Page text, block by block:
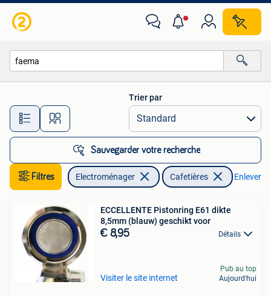
Toutes les distances…
Trier par
Sauvegarder votre recherche
Filtres Electroménager Cafetières Enlever
ECCELLENTE Pistonring E61 dikte
8,5mm (blauw) geschikt voor
€ 8,95 Détails
Visiter le site internet
Pub au top
Aujourd'hui